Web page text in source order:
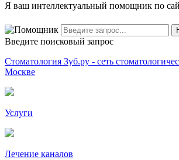
Я ваш интеллектуальный помощник по
Введите поисковый запрос
Стоматология Зуб.ру - сеть
Москве
Услуги
Лечение каналов